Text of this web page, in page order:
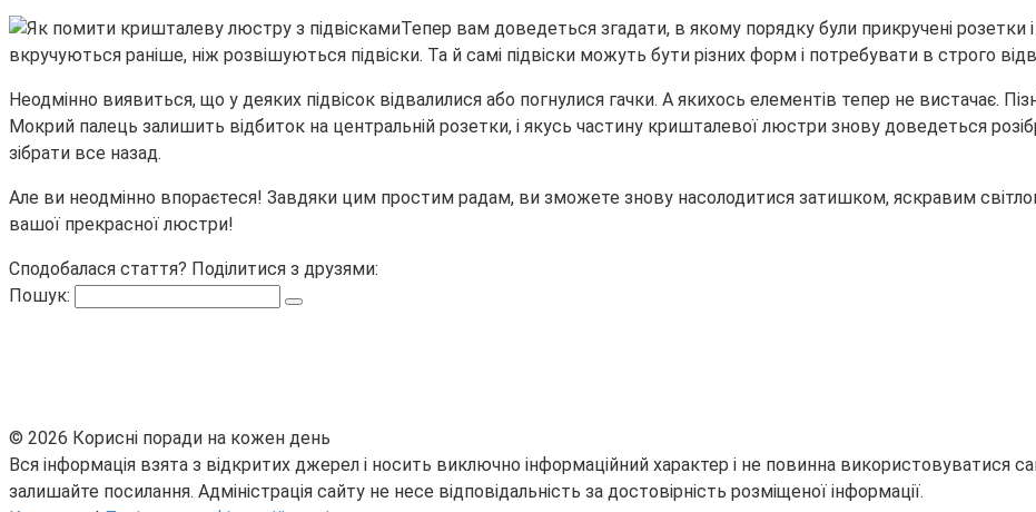
Тепер вам доведеться згадати, в якому порядку були прикручені розетки
вкручуються раніше, ніж розвішуються підвіски. Та й самі підвіски можуть бути різних форм і потребувати в строго
Неодмінно виявиться, що у деяких підвісок відвалилися або погнулися гачки. А якихось елементів тепер не вистачає.
Мокрий палець залишить відбиток на центральній розетки, і якусь частину кришталевої люстри знову доведеться
зібрати все назад.
Але ви неодмінно впораєтеся! Завдяки цим простим радам, ви зможете знову насолодитися затишком, яскравим
вашої прекрасної люстри!
Сподобалася стаття? Поділитися з друзями:
Пошук:
© 2026 Корисні поради на кожен день
Вся інформація взята з відкритих джерел і носить виключно інформаційний характер і не повинна використовуватися
залишайте посилання. Адміністрація сайту не несе відповідальність за достовірність розміщеної інформації.